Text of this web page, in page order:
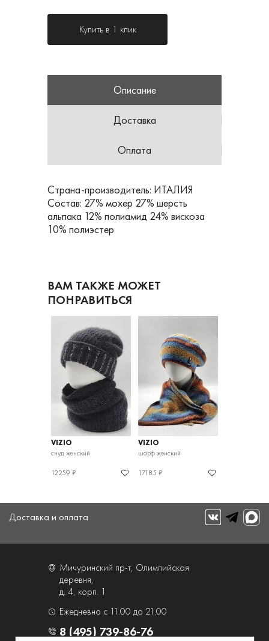
Купить в 1 клик
Описание
Доставка
Оплата
Страна-производитель: ИТАЛИЯ
Состав: 27% мохер 27% шерсть
альпака 12% полиамид 24% вискоза
10% полиэстер
ВАМ ТАКЖЕ МОЖЕТ
ПОНРАВИТЬСЯ
VIZIO
снуд женский
12259 ₽
VIZIO
шарф женский
17185 ₽
Доставка и оплата
Мичуринский пр-т, Олимпийская
деревня,
д. 4, корп. 1
Ежедневно с 11.00 до 21.00
8 (495) 739-86-76